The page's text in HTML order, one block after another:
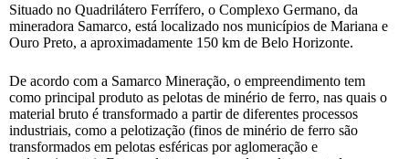
Situado no Quadrilátero Ferrífero, o Complexo Germano, da
mineradora Samarco, está localizado nos municípios de Mariana e
Ouro Preto, a aproximadamente 150 km de Belo Horizonte.
De acordo com a Samarco Mineração, o empreendimento tem
como principal produto as pelotas de minério de ferro, nas quais o
material bruto é transformado a partir de diferentes processos
industriais, como a pelotização (finos de minério de ferro são
transformados em pelotas esféricas por aglomeração e